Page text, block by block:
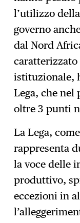
l’utilizzo
governo
dal Nord
istituzionale,
Lega, che nel
oltre 3 punti
La Lega,
rappresenta
la voce delle
produttivo,
eccezioni in